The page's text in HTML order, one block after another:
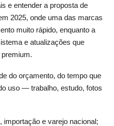
e entender a proposta de
2025, onde uma das marcas
muito rápido, enquanto a
e atualizações que
do orçamento, do tempo que
uso — trabalho, estudo, fotos
e varejo nacional;